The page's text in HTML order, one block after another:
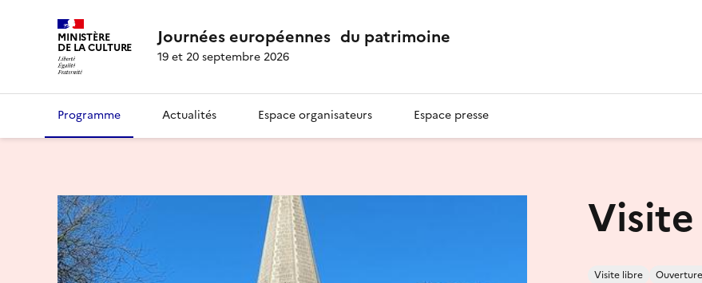
MINISTÈRE
DE LA CULTURE Journées européennes du patrimoine
19 et 20 septembre 2026
Programme Actualités Espace organisateurs Espace presse
Visite libre